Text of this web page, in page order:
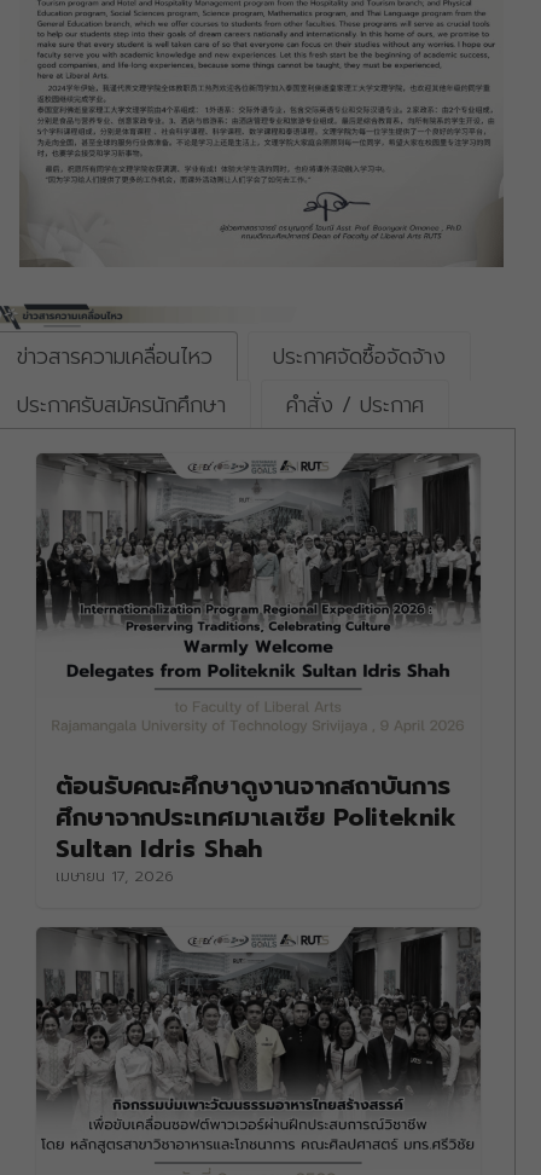
ข่าวสารความเคลื่อนไหว
ประกาศจัดซื้อจัดจ้าง
ประกาศรับสมัครนักศึกษา
คำสั่ง / ประกาศ
ต้อนรับคณะศึกษาดูงานจากสถาบันการ
ศึกษาจากประเทศมาเลเซีย Politeknik
Sultan Idris Shah
เมษายน 17, 2026